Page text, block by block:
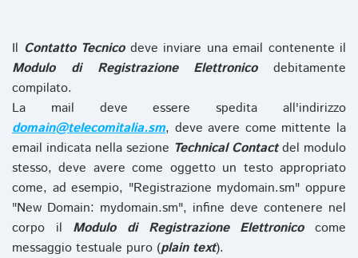
Il Contatto Tecnicodeve inviare una email contenente il
Modulo di Registrazione Elettronicodebitamente
compilato.
La mail deve essere spedita all'indirizzo
domain@telecomitalia.sm, deve avere come mittente la
email indicata nella sezione Technical Contactdel modulo
stesso, deve avere come oggetto un testo appropriato
come, ad esempio, "Registrazione mydomain.sm" oppure
"New Domain: mydomain.sm", infine deve contenere nel
corpo il Modulo di Registrazione Elettronicocome
messaggio testuale puro (plain text).